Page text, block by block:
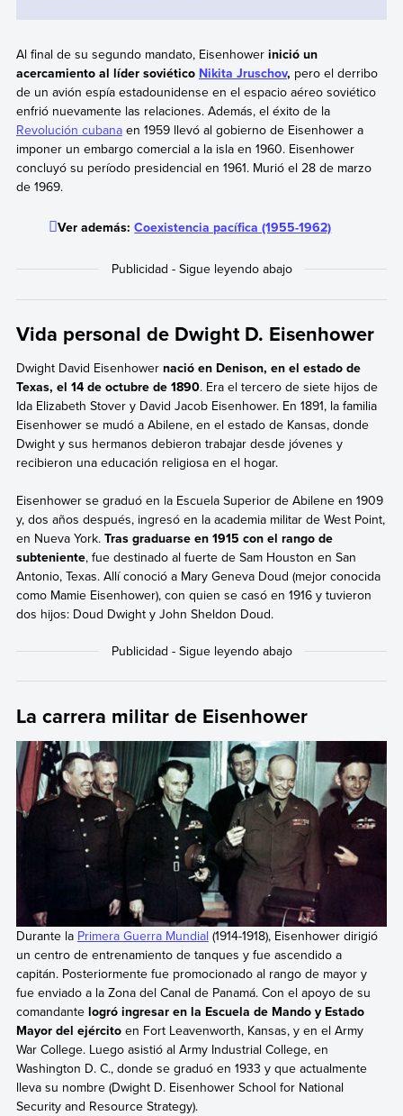
Al final de su segundo mandato, Eisenhowerinició un
acercamiento al líder soviético Nikita Jruschov, pero el derribo
de un avión espía estadounidense en el espacio aéreo soviético
enfrió nuevamente las relaciones. Además, el éxito de la
Revolución cubanaen 1959 llevó al gobierno de Eisenhower a
imponer un embargo comercial a la isla en 1960. Eisenhower
concluyó su período presidencial en 1961. Murió el 28 de marzo
de 1969.
Ver además:Coexistencia pacífica (1955-1962)
Vida personal de Dwight D. Eisenhower
Dwight David Eisenhowernació en Denison, en el estado de
Texas, el 14 de octubre de 1890. Era el tercero de siete hijos de
Ida Elizabeth Stover y David Jacob Eisenhower. En 1891, la familia
Eisenhower se mudó a Abilene, en el estado de Kansas, donde
Dwight y sus hermanos debieron trabajar desde jóvenes y
recibieron una educación religiosa en el hogar.
Eisenhower se graduó en la Escuela Superior de Abilene en 1909
y, dos años después, ingresó en la academia militar de West Point,
en Nueva York. Tras graduarse en 1915 con el rango de
subteniente, fue destinado al fuerte de Sam Houston en San
Antonio, Texas. Allí conoció a Mary Geneva Doud (mejor conocida
como Mamie Eisenhower), con quien se casó en 1916 y tuvieron
dos hijos: Doud Dwight y John Sheldon Doud.
La carrera militar de Eisenhower
Durante la Primera Guerra Mundial (1914-1918), Eisenhower dirigió
un centro de entrenamiento de tanques y fue ascendido a
capitán. Posteriormente fue promocionado al rango de mayor y
fue enviado a la Zona del Canal de Panamá. Con el apoyo de su
comandante logró ingresar en la Escuela de Mando y Estado
Mayor del ejércitoen Fort Leavenworth, Kansas, y en el Army
War College. Luego asistió al Army Industrial College, en
Washington D. C., donde se graduó en 1933 y que actualmente
lleva su nombre (Dwight D. Eisenhower School for National
Security and Resource Strategy).